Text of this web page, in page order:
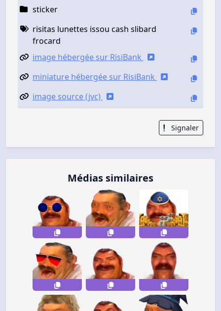
sticker
risitas lunettes issou cash slibard
frocard
image hébergée sur RisiBank
miniature hébergée sur RisiBank
image source (jvc)
Signaler
Médias similaires